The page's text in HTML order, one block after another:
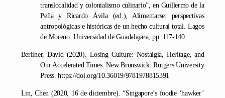
translocalidad y colonialismo culinario”, en Guillermo de la
Peña y Ricardo Ávila (ed.), Alimentarse: perspectivas
antropológicas e históricas de un hecho cultural total. Lagos
de Moreno: Universidad de Guadalajara, pp. 117-140.
Berliner, David (2020). Losing Culture: Nostalgia, Heritage, and
Our Accelerated Times. New Brunswick: Rutgers University
Press. https://doi.org/10.36019/9781978815391
Lin, Chen (2020, 16 de diciembre). “Singapore’s foodie ‘hawker’